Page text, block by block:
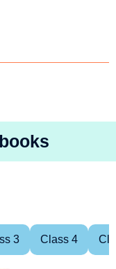
3 Class 4